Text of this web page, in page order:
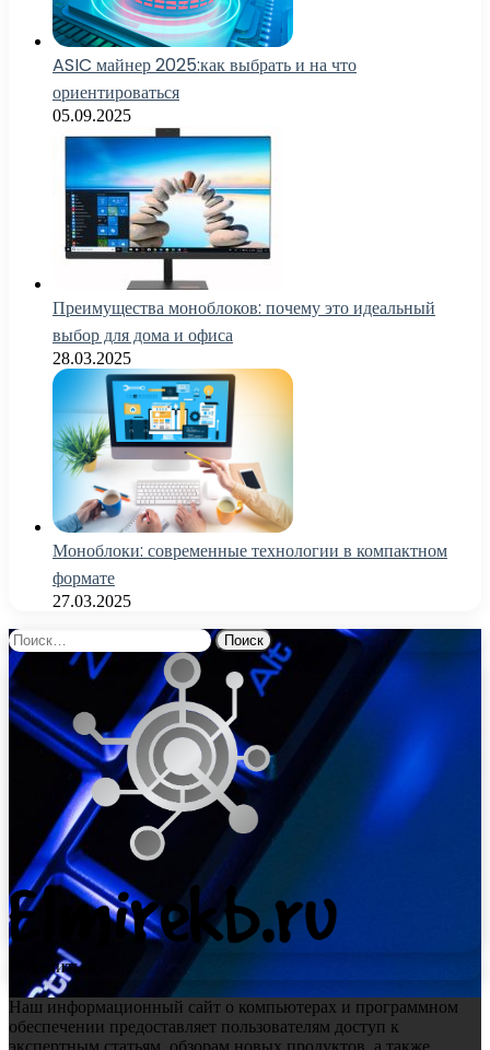
ASIC майнер 2025:как выбрать и на что
ориентироваться
05.09.2025
Преимущества моноблоков: почему это идеальный
выбор для дома и офиса
28.03.2025
Моноблоки: современные технологии в компактном
формате
27.03.2025
Найти:
Поделиться
Наш информационный сайт о компьютерах и программном
обеспечении предоставляет пользователям доступ к